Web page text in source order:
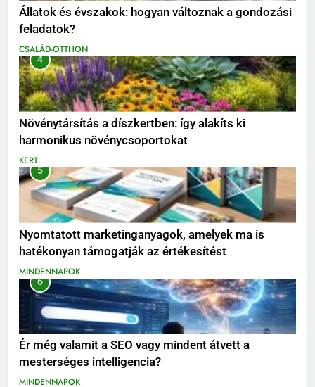
Állatok és évszakok: hogyan változnak a gondozási
feladatok?
CSALÁD-OTTHON
4
Növénytársítás a díszkertben: így alakíts ki
harmonikus növénycsoportokat
KERT
5
Nyomtatott marketinganyagok, amelyek ma is
hatékonyan támogatják az értékesítést
MINDENNAPOK
6
Ér még valamit a SEO vagy mindent átvett a
mesterséges intelligencia?
MINDENNAPOK